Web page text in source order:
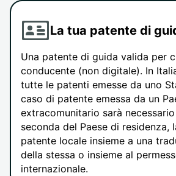
La tua patente di
Una patente di guida valida per
conducente (non digitale). In
tutte le patenti emesse da uno
caso di patente emessa da un
extracomunitario sarà
seconda del Paese di residenza,
patente locale insieme a una
della stessa o insieme al
internazionale.